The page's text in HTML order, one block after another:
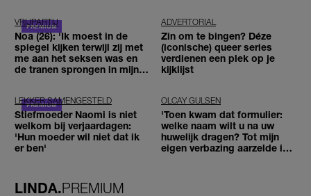
VRIJPARTIJ
Noa (26): 'Ik moest in de
spiegel kijken terwijl zij met
me aan het seksen was en
de tranen sprongen in mijn
ADVERTORIAL
Zin om te bingen? Déze
(iconische) queer series
verdienen een plek op je
kijklijst
LEKKER SAMENGESTELD
Stiefmoeder Naomi is niet
welkom bij verjaardagen:
'Hun moeder wil niet dat ik
er ben'
OLCAY GULSEN
'Toen kwam dat formulier:
welke naam wilt u na uw
huwelijk dragen? Tot mijn
eigen verbazing aarzelde ik
LINDA.PREMIUM